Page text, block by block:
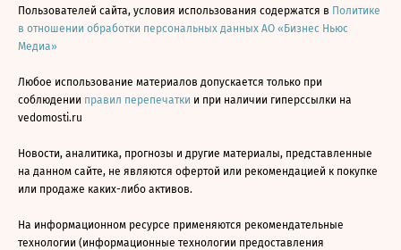
Пользователей сайта, условия использования содержатся в Политике
в отношении обработки персональных данных АО «Бизнес Ньюс
Медиа»
Любое использование материалов допускается только при
соблюдении правил перепечатки и при наличии гиперссылки на
vedomosti.ru
Новости, аналитика, прогнозы и другие материалы, представленные
на данном сайте, не являются офертой или рекомендацией к покупке
или продаже каких-либо активов.
На информационном ресурсе применяются рекомендательные
технологии (информационные технологии предоставления